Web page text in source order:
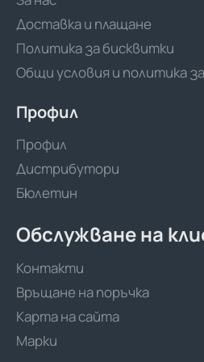
Доставка и плащане
Политика за бисквитки
Общи условия и политика
Профил
Профил
Дистрибутори
Бюлетин
Обслужване на
Контакти
Връщане на поръчка
Карта на сайта
Марки